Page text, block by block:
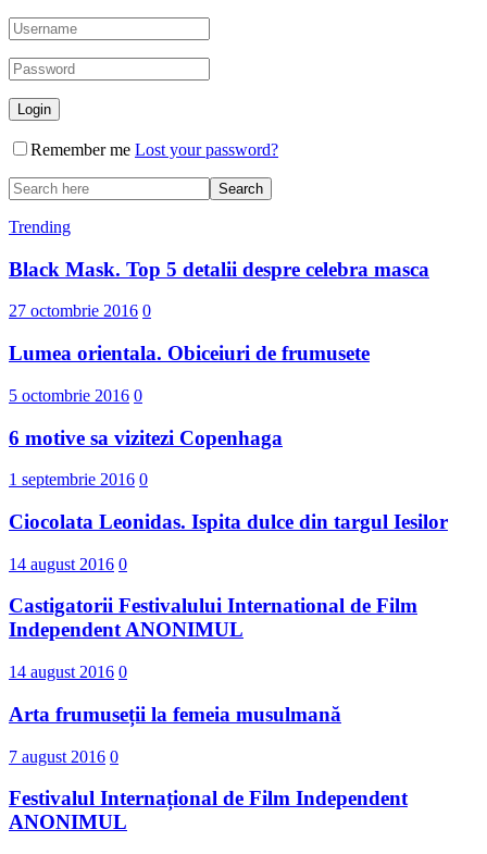
Remember me Lost your password?
Trending
Black Mask. Top 5 detalii despre celebra masca
27 octombrie 2016 0
Lumea orientala. Obiceiuri de frumusete
5 octombrie 2016 0
6 motive sa vizitezi Copenhaga
1 septembrie 2016 0
Ciocolata Leonidas. Ispita dulce din targul Iesilor
14 august 2016 0
Castigatorii Festivalului International d​e Film
Independent ANONIMUL
14 august 2016 0
Arta frumuseții la femeia musulmană
7 august 2016 0
Festivalul Internațional de Film Independent
ANONIMUL